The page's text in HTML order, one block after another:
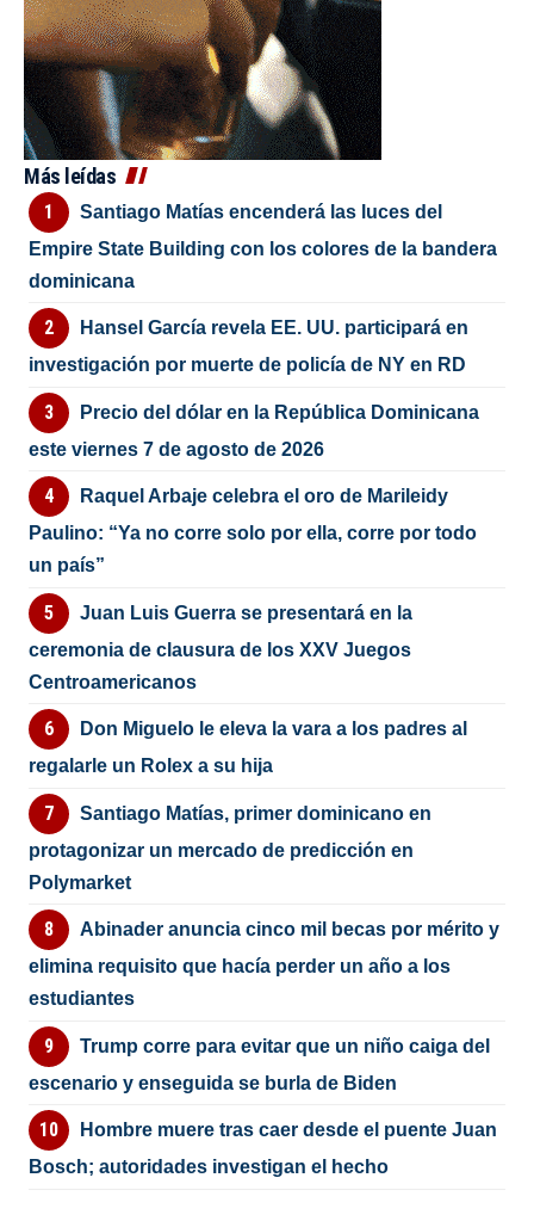
Más leídas
Santiago Matías encenderá las luces del
Empire State Building con los colores de la bandera
dominicana
Hansel García revela EE. UU. participará en
investigación por muerte de policía de NY en RD
Precio del dólar en la República Dominicana
este viernes 7 de agosto de 2026
Raquel Arbaje celebra el oro de Marileidy
Paulino: “Ya no corre solo por ella, corre por todo
un país”
Juan Luis Guerra se presentará en la
ceremonia de clausura de los XXV Juegos
Centroamericanos
Don Miguelo le eleva la vara a los padres al
regalarle un Rolex a su hija
Santiago Matías, primer dominicano en
protagonizar un mercado de predicción en
Polymarket
Abinader anuncia cinco mil becas por mérito y
elimina requisito que hacía perder un año a los
estudiantes
Trump corre para evitar que un niño caiga del
escenario y enseguida se burla de Biden
Hombre muere tras caer desde el puente Juan
Bosch; autoridades investigan el hecho